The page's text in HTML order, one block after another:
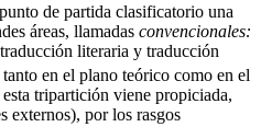
de partida clasificatorio una
áreas, llamadas convencionales:
traducción literaria y traducción
en el plano teórico como en el
tripartición viene propiciada,
externos), por los rasgos